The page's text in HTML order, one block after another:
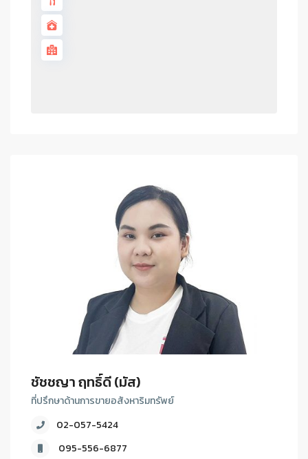
ชัชชญา ฤทธิ์ดี (มัส)
ที่ปรึกษาด้านการขายอสังหาริมทรัพย์
02-057-5424
095-556-6877